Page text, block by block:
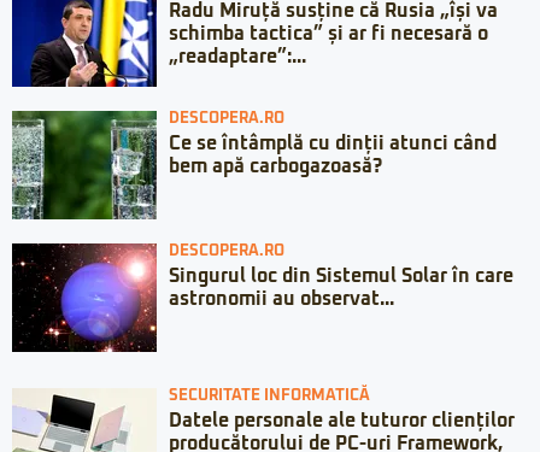
Radu Miruță susține că Rusia „își va
schimba tactica” și ar fi necesară o
„readaptare”:...
DESCOPERA.RO
Ce se întâmplă cu dinții atunci când
bem apă carbogazoasă?
DESCOPERA.RO
Singurul loc din Sistemul Solar în care
astronomii au observat...
SECURITATE INFORMATICĂ
Datele personale ale tuturor clienților
producătorului de PC-uri Framework,